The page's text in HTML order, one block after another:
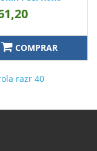
COMPRAR
razr 40